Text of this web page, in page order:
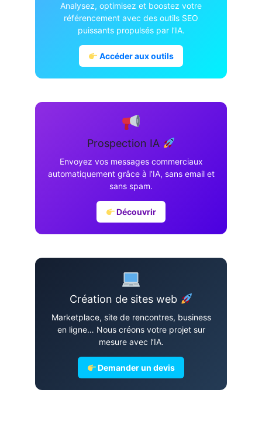
Analysez, optimisez et boostez votre
référencement avec des outils SEO
puissants propulsés par l’IA.
Accéder aux outils
Prospection IA
Envoyez vos messages commerciaux
automatiquement grâce à l’IA, sans email et
sans spam.
Découvrir
Création de sites web
Marketplace, site de rencontres, business
en ligne… Nous créons votre projet sur
mesure avec l’IA.
Demander un devis